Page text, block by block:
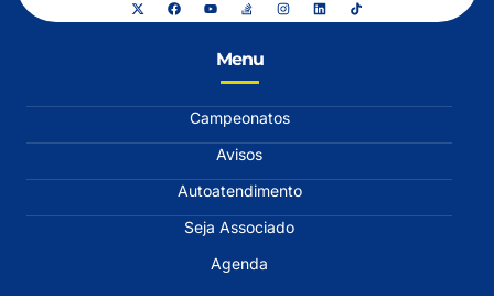
Menu
Campeonatos
Avisos
Autoatendimento
Seja Associado
Agenda